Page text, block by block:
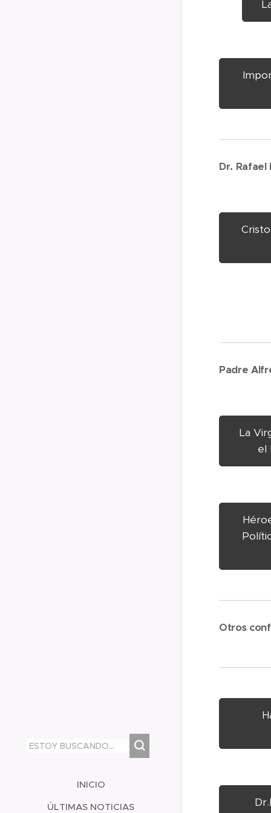
INICIO
ÚLTIMAS NOTICIAS
Dr.
Padre
La
el
Otros